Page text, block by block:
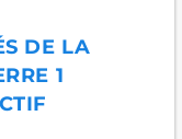
DE LA
1